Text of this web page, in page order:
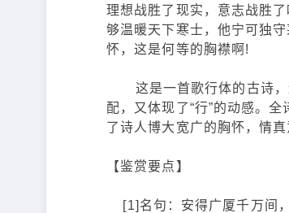
理想战胜了现实，意志战胜
够温暖天下寒士，他宁可独
怀，这是何等的胸襟啊!
这是一首歌行体的古诗，
配，又体现了“行”的动感。
了诗人博大宽广的胸怀，情真
【鉴赏要点】
[1]名句：安得广厦千万间